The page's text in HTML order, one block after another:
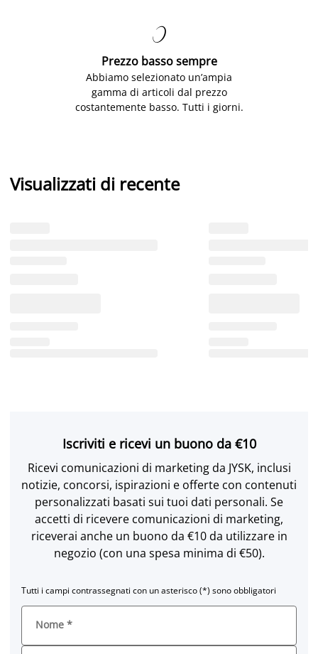

Prezzo basso sempre
Abbiamo selezionato un’ampia
gamma di articoli dal prezzo
costantemente basso. Tutti i giorni.
Visualizzati di recente
Iscriviti e ricevi un buono da €10
Ricevi comunicazioni di marketing da JYSK, inclusi
notizie, concorsi, ispirazioni e offerte con contenuti
personalizzati basati sui tuoi dati personali. Se
accetti di ricevere comunicazioni di marketing,
riceverai anche un buono da €10 da utilizzare in
negozio (con una spesa minima di €50).
Tutti i campi contrassegnati con un asterisco (*) sono obbligatori
Nome *